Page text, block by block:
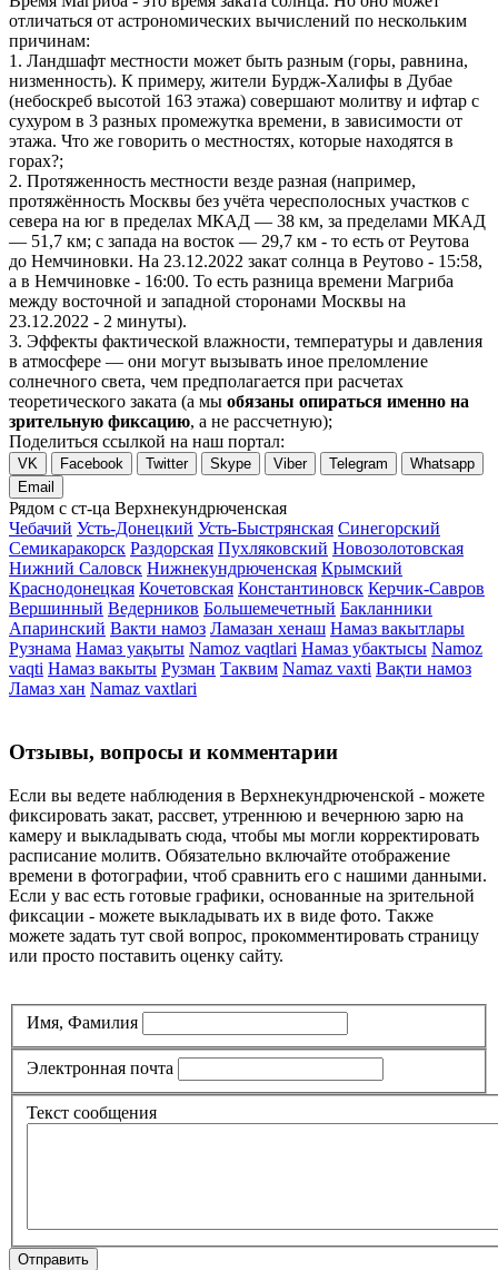
отличаться от астрономических вычислений по нескольким
причинам:
1. Ландшафт местности может быть разным (горы, равнина,
низменность). К примеру, жители Бурдж-Халифы в Дубае
(небоскреб высотой 163 этажа) совершают молитву и ифтар с
сухуром в 3 разных промежутка времени, в зависимости от
этажа. Что же говорить о местностях, которые находятся в
горах?;
2. Протяженность местности везде разная (например,
протяжённость Москвы без учёта чересполосных участков с
севера на юг в пределах МКАД — 38 км, за пределами МКАД
— 51,7 км; с запада на восток — 29,7 км - то есть от Реутова
до Немчиновки. На 23.12.2022 закат солнца в Реутово - 15:58,
а в Немчиновке - 16:00. То есть разница времени Магриба
между восточной и западной сторонами Москвы на
23.12.2022 - 2 минуты).
3. Эффекты фактической влажности, температуры и давления
в атмосфере — они могут вызывать иное преломление
солнечного света, чем предполагается при расчетах
теоретического заката (а мы обязаны опираться именно на
зрительную фиксацию, а не рассчетную);
Поделиться ссылкой на наш портал:
VK Facebook Twitter Skype Viber Telegram
Whatsapp
Email
Рядом с ст-ца Верхнекундрюченская
Чебачий Усть-Донецкий Усть-Быстрянская Синегорский
Семикаракорск Раздорская Пухляковский Новозолотовская
Нижний Саловск Нижнекундрюченская Крымский
Краснодонецкая Кочетовская Константиновск Керчик-Савров
Вершинный Ведерников Большемечетный Бакланники
Апаринский Вакти намоз Ламазан хенаш Намаз вакытлары
Рузнама Намаз уақыты Namoz vaqtlari Намаз убактысы Namoz
vaqti Намаз вакыты Рузман Таквим Namaz vaxti Вақти намоз
Ламаз хан Namaz vaxtlari
Отзывы, вопросы и комментарии
Если вы ведете наблюдения в Верхнекундрюченской - можете
фиксировать закат, рассвет, утреннюю и вечернюю зарю на
камеру и выкладывать сюда, чтобы мы могли корректировать
расписание молитв. Обязательно включайте отображение
времени в фотографии, чтоб сравнить его с нашими данными.
Если у вас есть готовые графики, основанные на зрительной
фиксации - можете выкладывать их в виде фото. Также
можете задать тут свой вопрос, прокомментировать страницу
или просто поставить оценку сайту.
Имя, Фамилия
Электронная почта
Текст сообщения
Отправить